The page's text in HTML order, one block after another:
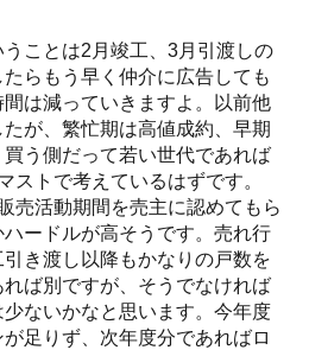
ことは2月竣工、3月引渡しの
らもう早く仲介に広告しても
は減っていきますよ。以前他
が、繁忙期は高値成約、早期
う側だって若い世代であれば
ストで考えているはずです。
売活動期間を売主に認めてもら
ードルが高そうです。売れ行
き渡し以降もかなりの戸数を
ば別ですが、そうでなければ
ないかなと思います。今年度
足りず、次年度分であればロ